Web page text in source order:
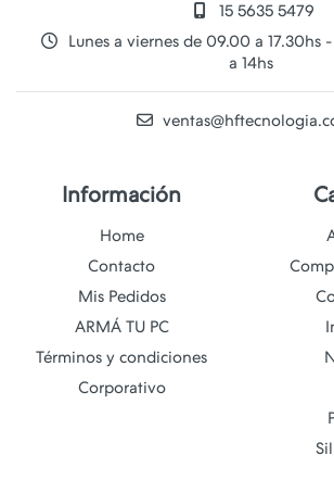
15 5635 5479
Lunes a viernes de 09.00 a 17.30hs
a 14hs
Información
Home
Contacto
Mis Pedidos
ARMÁ TU PC
Términos y condiciones
Corporativo